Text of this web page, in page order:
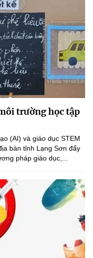
trường học tập
(AI) và giáo dục STEM
bàn tỉnh Lạng Sơn đẩy
pháp giáo dục,...